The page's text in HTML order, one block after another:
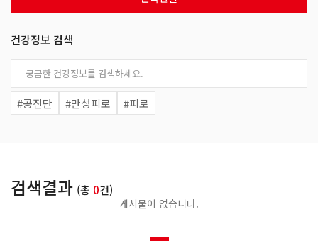
건강정보 검색
#공진단 #만성피로 #피로
검색결과 (총 0건)
게시물이 없습니다.